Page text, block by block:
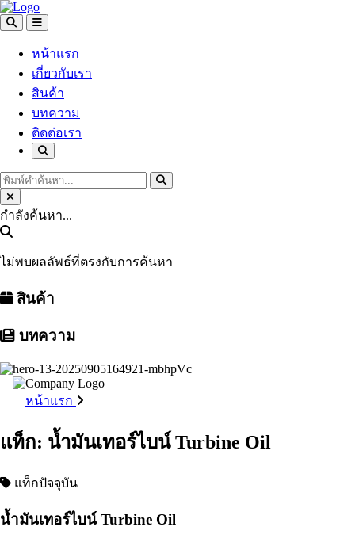
หน้าแรก
เกี่ยวกับเรา
สินค้า
บทความ
ติดต่อเรา
กำลังค้นหา...
ไม่พบผลลัพธ์ที่ตรงกับการค้นหา
สินค้า
บทความ
หน้าแรก
แท็ก: น้ำมันเทอร์ไบน์ Turbine Oil
แท็กปัจจุบัน
น้ำมันเทอร์ไบน์ Turbine Oil